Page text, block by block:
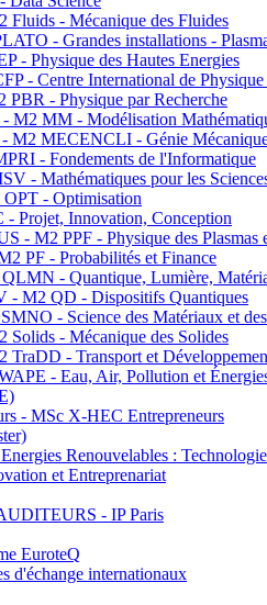
- Mécanique des Fluides
- Grandes installations -
- Physique des Hautes Energies
- Centre International de Physique
- Physique par Recherche
M2 MM - Modélisation
MECENCLI - Génie
- Fondements de l'Informatique
- Mathématiques pour les
- Optimisation
Projet, Innovation, Conception
- M2 PPF - Physique des Plasmas
PF - Probabilités et Finance
- Quantique, Lumière,
M2 QD - Dispositifs Quantiques
- Science des Matériaux et
- Mécanique des Solides
- Transport et
- Eau, Air, Pollution et
- MSc X-HEC Entrepreneurs
Renouvelables :
et Entreprenariat
- IP Paris
EuroteQ
d'échange internationaux